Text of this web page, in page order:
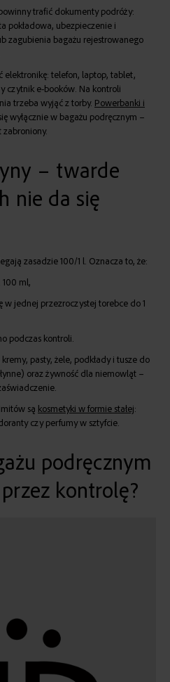
trafić dokumenty podróży:
pokładowa, ubezpieczenie i
zagubienia bagażu rejestrowanego
elektronikę: telefon, laptop, tablet,
czytnik e-booków. Na kontroli
trzeba wyjąć z torby. Powerbanki i
wyłącznie w bagażu podręcznym –
– twarde
nie da się
zasadzie 100/1 l. Oznacza to, że:
100 ml,
w jednej przezroczystej torebce do 1
podczas kontroli.
pasty, żele, podkłady i tusze do
oraz żywność dla niemowląt –
są kosmetyki w formie stałej:
czy perfumy w sztyfcie.
podręcznym
kontrolę?